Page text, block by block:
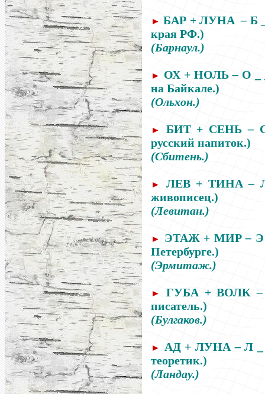
► БАР + ЛУНА– Б
края РФ.)
(Барнаул.)
► ОХ + НОЛЬ– О _
на Байкале.)
(Ольхон.)
► БИТ + СЕНЬ–С
русский напиток.)
(Сбитень.)
► ЛЕВ + ТИНА–
живописец.)
(Левитан.)
► ЭТАЖ + МИР–
Петербурге.)
(Эрмитаж.)
► ГУБА + ВОЛК–
писатель.)
(Булгаков.)
► АД + ЛУНА–Л _
теоретик.)
(Ландау.)